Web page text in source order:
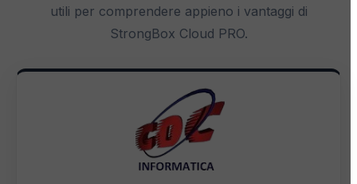
utili per comprendere appieno i vantaggi di
StrongBox Cloud PRO.